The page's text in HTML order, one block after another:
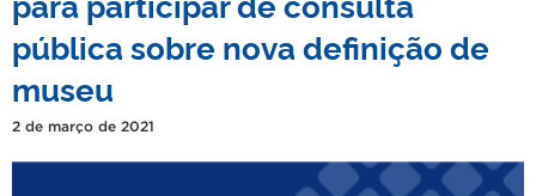
pública sobre nova definição de
museu
2 de março de 2021